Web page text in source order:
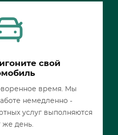
свой
время. Мы
немедленно -
услуг выполняются
же день.